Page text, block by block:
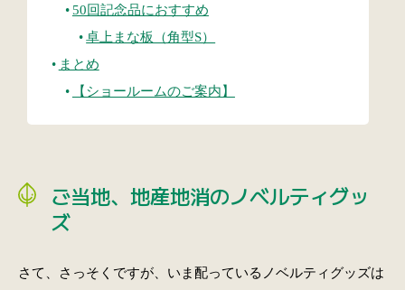
50回記念品におすすめ
卓上まな板（角型S）
まとめ
【ショールームのご案内】
ご当地、地産地消のノベルティグッ
ズ
さて、さっそくですが、いま配っているノベルティグッズは